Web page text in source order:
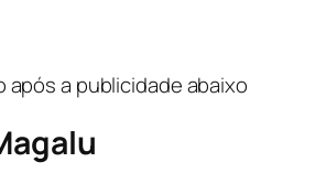
a publicidade abaixo